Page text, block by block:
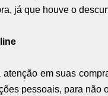
já que houve o
em suas
pessoais, para não